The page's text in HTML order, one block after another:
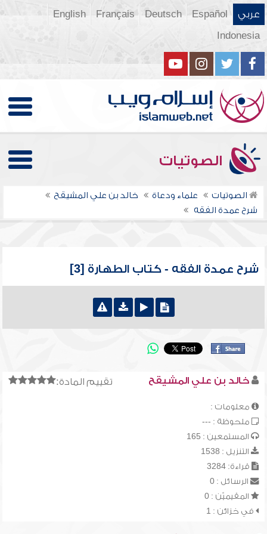
عربي Español
Deutsch
Français
English
Indonesia
الصوتيات
الصوتيات علماء ودعاة
خالد بن علي المشيقح
شرح عمدة الفقه
شرح عمدة الفقه - كتاب الطهارة [3]
تقييم المادة: خالد بن علي المشيقح
معلومات :
ملحوظة : ---
المستمعين : 165
التنزيل : 1538
قراءة: 3284
الرسائل : 0
المقيميّن : 0
في خزائن : 1